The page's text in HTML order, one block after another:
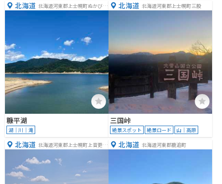
北海道 北海道河東郡上士幌町ぬかびら
糠平湖
湖｜川｜滝
北海道 北海道河東郡上士幌町三股
三国峠
絶景スポット 絶景ロード 山｜高原
北海道 北海道河東郡上士幌町上音更１
北海道 北海道河東郡鹿追町